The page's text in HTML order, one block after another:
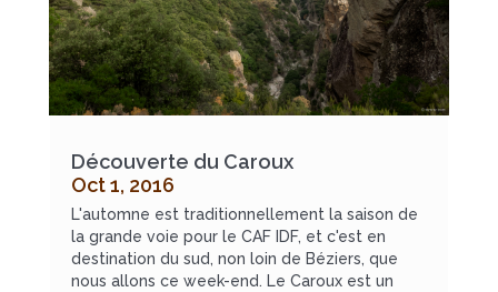
Découverte du Caroux
Oct 1, 2016
L'automne est traditionnellement la saison de
la grande voie pour le CAF IDF, et c'est en
destination du sud, non loin de Béziers, que
nous allons ce week-end. Le Caroux est un